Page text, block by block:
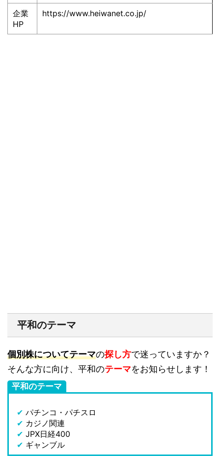
企業
HP
https://www.heiwanet.co.jp/
平和のテーマ
個別株についてテーマの探し方で迷っていますか？
そんな方に向け、平和のテーマをお知らせします！
平和のテーマ
✔ パチンコ・パチスロ
✔ カジノ関連
✔ JPX日経400
✔ ギャンブル